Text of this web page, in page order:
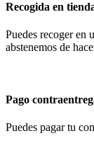
Recogida en
Puedes recoger en
abstenemos de
Pago
Puedes pagar tu